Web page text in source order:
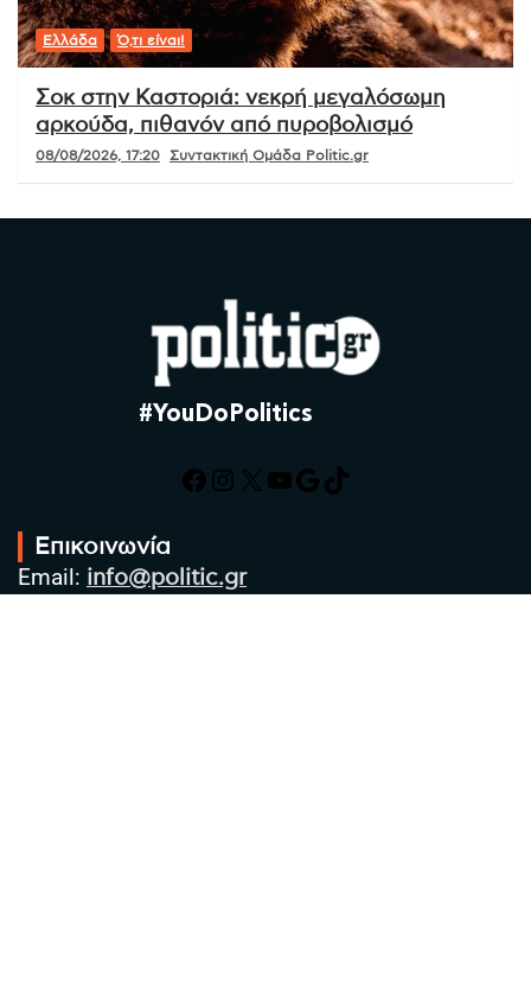
Ελλάδα Ό,τι είναι!
Σοκ στην Καστοριά: νεκρή μεγαλόσωμη
αρκούδα, πιθανόν από πυροβολισμό
08/08/2026, 17:20 Συντακτική Ομάδα Politic.gr
#YouDoPolitics
Facebook
Instagram
X YouTube
Google
TikTok
Επικοινωνία
Email: info@politic.gr